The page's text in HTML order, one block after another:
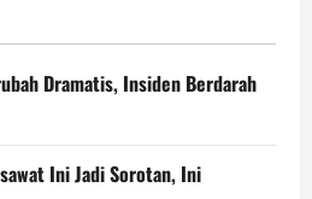
Dramatis, Insiden Berdarah
Ini Jadi Sorotan, Ini